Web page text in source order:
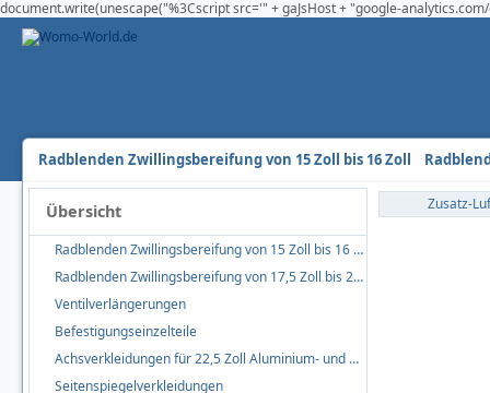
document.write(unescape("%3Cscript src='" + gaJsHost + "google-
Radblenden Zwillingsbereifung von 15 Zoll bis 16 Zoll
Übersicht
Radblenden Zwillingsbereifung von 15 Zoll bis 16 Zoll
Radblenden Zwillingsbereifung von 17,5 Zoll bis 22,5 Zoll
Ventilverlängerungen
Befestigungseinzelteile
Achsverkleidungen für 22,5 Zoll Aluminium- und Stahlfelgen
Seitenspiegelverkleidungen
Zusatz-